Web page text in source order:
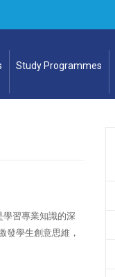
Study Programmes
學習專業知識的深
發學生創意思維，